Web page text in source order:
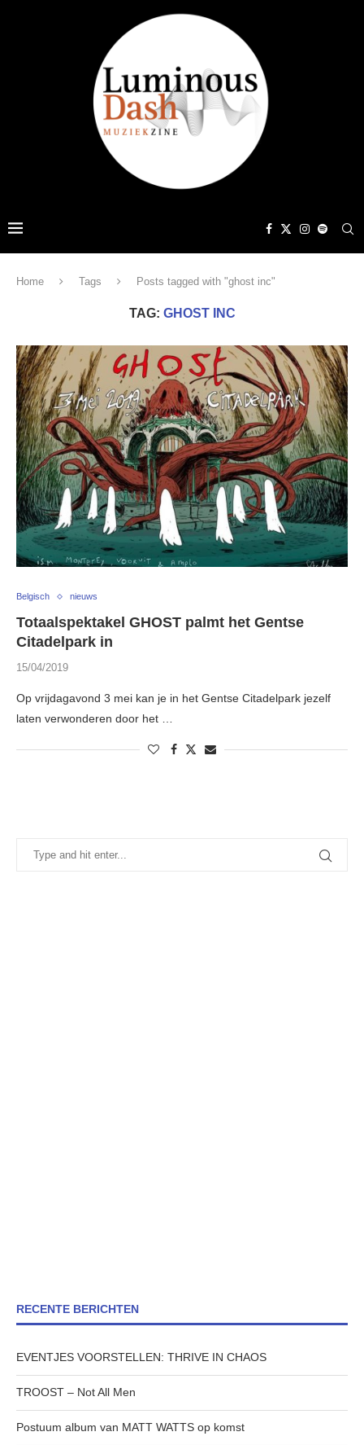
Home Tags Posts tagged with "ghost inc"
TAG: GHOST INC
Belgisch nieuws
Totaalspektakel GHOST palmt het Gentse
Citadelpark in
15/04/2019
Op vrijdagavond 3 mei kan je in het Gentse Citadelpark jezelf
laten verwonderen door het …
RECENTE BERICHTEN
EVENTJES VOORSTELLEN: THRIVE IN CHAOS
TROOST – Not All Men
Postuum album van MATT WATTS op komst